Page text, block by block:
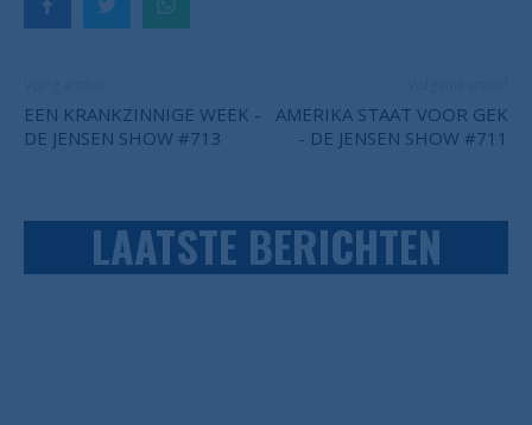
EEN KRANKZINNIGE WEEK -
DE JENSEN SHOW #713
AMERIKA STAAT VOOR GEK
- DE JENSEN SHOW #711
LAATSTE BERICHTEN